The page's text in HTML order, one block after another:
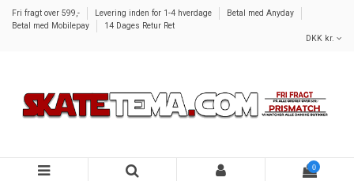
Fri fragt over 599,- Levering inden for 1-4 hverdage
Betal med Anyday
Betal med Mobilepay
14 Dages Retur Ret
DKK kr.
0